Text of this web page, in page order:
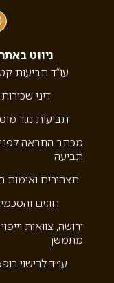
ניווט באתר
עו”ד תביעות
דיני שכירות
תביעות נגד
מכתב התראה לפני
תביעה
תצהירים ואימות
חוזים
ירושה, צוואות
מתמשך
עו״ד לרישוי